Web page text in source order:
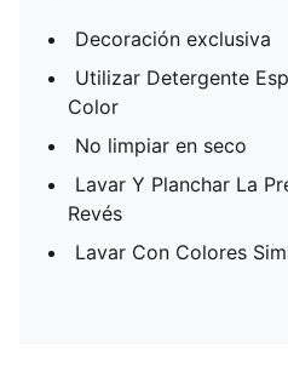
Decoración exclusiva
Utilizar Detergente
Color
No limpiar en seco
Lavar Y Planchar La
Revés
Lavar Con Colores